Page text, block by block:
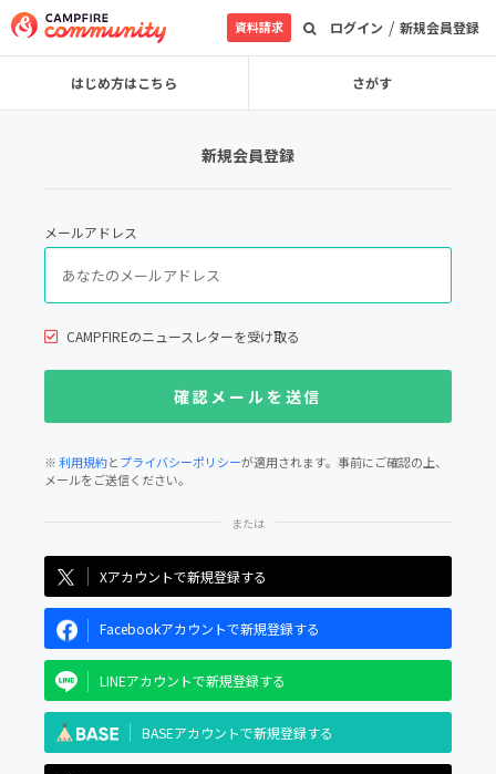
ログイン / 新規会員登録
資料請求
はじめ方はこちら さがす
新規会員登録
メールアドレス
CAMPFIREのニュースレターを受け取る
※利用規約とプライバシーポリシーが適用されます。事前にご確認の上、
メールをご送信ください。
Xアカウントで新規登録する
Facebookアカウントで新規登録する
LINEアカウントで新規登録する
BASEアカウントで新規登録する